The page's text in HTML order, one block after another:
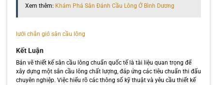
Xem thêm: Khám Phá Sân Đánh Cầu Lông Ở Bình Dương
lưới chắn gió sân cầu lông
Kết Luận
Bản vẽ thiết kế sân cầu lông chuẩn quốc tế là tài liệu quan trọng để
xây dựng một sân cầu lông chất lượng, đáp ứng các tiêu chuẩn thi đấu
chuyên nghiệp. Việc hiểu rõ các thông số kỹ thuật và yêu cầu thiết kế